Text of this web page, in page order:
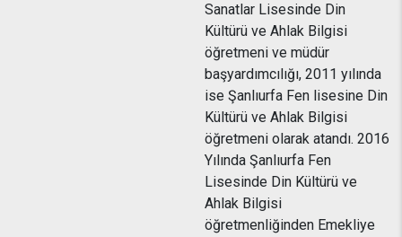
Sanatlar Lisesinde Din
Kültürü ve Ahlak Bilgisi
öğretmeni ve müdür
başyardımcılığı, 2011 yılında
ise Şanlıurfa Fen lisesine Din
Kültürü ve Ahlak Bilgisi
öğretmeni olarak atandı. 2016
Yılında Şanlıurfa Fen
Lisesinde Din Kültürü ve
Ahlak Bilgisi
öğretmenliğinden Emekliye